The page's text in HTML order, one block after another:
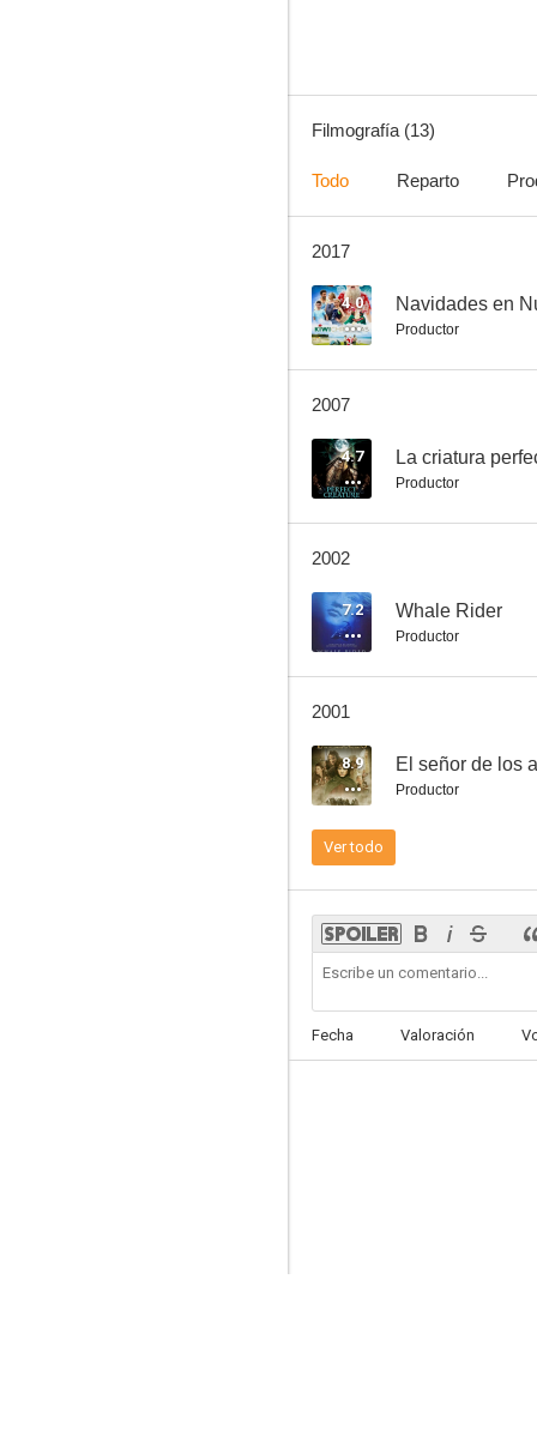
Filmografía (13)
Todo Reparto
2017
4.0 Navidades en
Productor
2007
4.7 La criatura
Productor
2002
7.2 Whale Rider
Productor
2001
8.9 El señor de los
Productor
Ver todo
Fecha Valoración